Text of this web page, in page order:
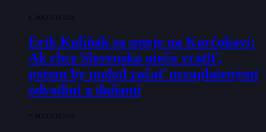
8. AUGUSTA 2026
Erik Kaliňák sa smeje na Korčokovi:
Ak chce Slovensku niečo vrátiť,
potom by mohol začať nezaplatenými
odvodmi a daňami
7. AUGUSTA 2026